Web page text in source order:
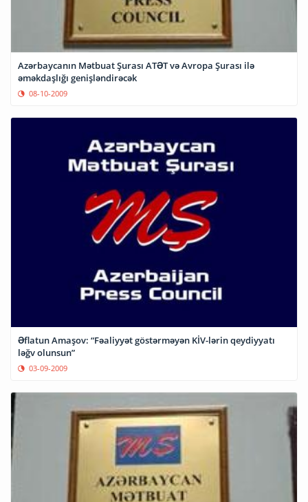
Azərbaycanın Mətbuat Şurası ATƏT və Avropa Şurası ilə
əməkdaşlığı genişləndirəcək
08-10-2009
Əflatun Amaşov: “Fəaliyyət göstərməyən KİV-lərin qeydiyyatı
ləğv olunsun”
03-09-2009